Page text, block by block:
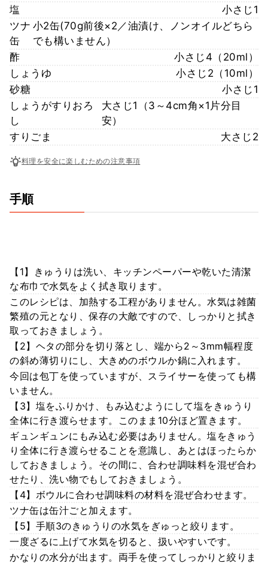
塩
小さじ1
ツナ
缶
小2缶(70g前後×2／油漬け、ノンオイルどちら
でも構いません）
酢
小さじ4（20ml）
しょうゆ
小さじ2（10ml）
砂糖
小さじ1
しょうがすりおろ
し
大さじ1（3～4cm角×1片分目
安）
すりごま
大さじ2
料理を安全に楽しむための注意事項
手順
【1】きゅうりは洗い、キッチンペーパーや乾いた清潔
な布巾で水気をよく拭き取ります。
このレシピは、加熱する工程がありません。水気は雑菌
繁殖の元となり、保存の大敵ですので、しっかりと拭き
取っておきましょう。
【2】ヘタの部分を切り落とし、端から2～3mm幅程度
の斜め薄切りにし、大きめのボウルか鍋に入れます。
今回は包丁を使っていますが、スライサーを使っても構
いません。
【3】塩をふりかけ、もみ込むようにして塩をきゅうり
全体に行き渡らせます。このまま10分ほど置きます。
ギュンギュンにもみ込む必要はありません。塩をきゅう
り全体に行き渡らせることを意識し、あとはほったらか
しておきましょう。その間に、合わせ調味料を混ぜ合わ
せたり、洗い物でもしておきましょう。
【4】ボウルに合わせ調味料の材料を混ぜ合わせます。
ツナ缶は缶汁ごと加えます。
【5】手順3のきゅうりの水気をぎゅっと絞ります。
一度ざるに上げて水気を切ると、扱いやすいです。
かなりの水分が出ます。両手を使ってしっかりと絞りま